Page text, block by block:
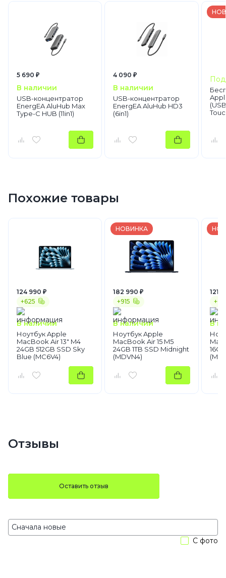
5 690 ₽
В наличии
USB-концентратор
EnergEA AluHub Max
Type-C HUB (11in1)
4 090 ₽
В наличии
USB-концентратор
EnergEA AluHub HD3
(6in1)
Под
Похожие товары
+625
124 990 ₽
В наличии
Ноутбук Apple
MacBook Air 13" M4
24GB 512GB SSD Sky
Blue (MC6V4)
НОВИНКА
+915
182 990 ₽
В наличии
Ноутбук Apple
MacBook Air 15 M5
24GB 1TB SSD Midnight
(MDVN4)
121
В
Отзывы
Оставить отзыв
С фото